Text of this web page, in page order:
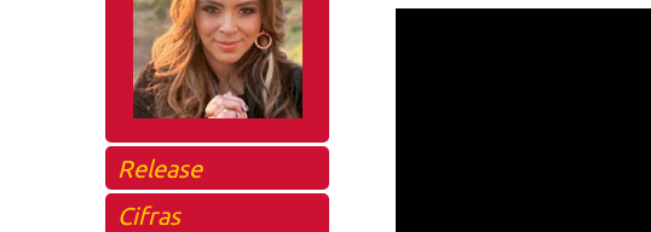
Release
Cifras